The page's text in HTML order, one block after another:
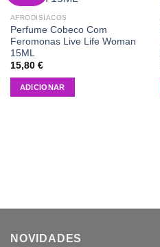
AFRODISÍACOS
Perfume Cobeco Com
Feromonas Live Life Woman
15ML
15,80 €
ADICIONAR
NOVIDADES